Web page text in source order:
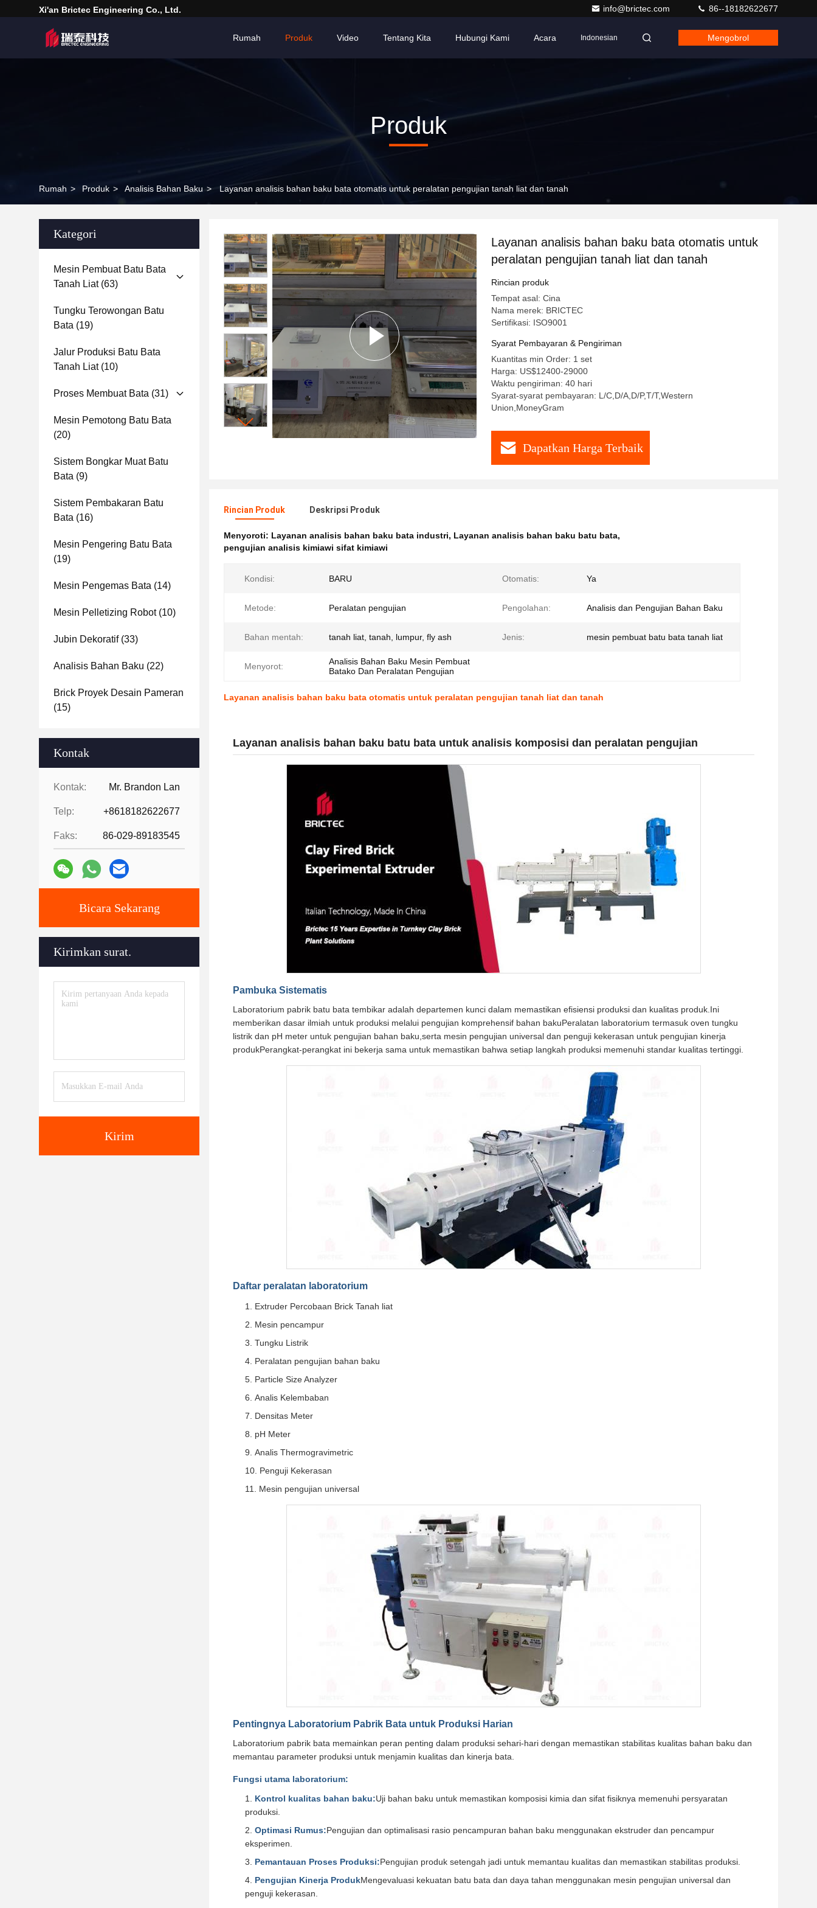
Xi'an Brictec Engineering Co., Ltd. info@brictec.com 86--18182622677
Rumah Produk Video Tentang Kita Hubungi Kami Acara Indonesian Mengobrol
Produk
Rumah > Produk > Analisis Bahan Baku > Layanan analisis bahan baku bata otomatis untuk peralatan pengujian tanah liat dan tanah
Kategori
Mesin Pembuat Batu Bata
Tanah Liat(63)
Tungku Terowongan Batu
Bata (19)
Jalur Produksi Batu Bata
Tanah Liat(10)
Proses Membuat Bata (31)
Mesin Pemotong Batu Bata
(20)
Sistem Bongkar Muat Batu
Bata (9)
Sistem Pembakaran Batu
Bata (16)
Mesin Pengering Batu Bata
(19)
Mesin Pengemas Bata (14)
Mesin Pelletizing Robot(10)
Jubin Dekoratif(33)
Analisis Bahan Baku (22)
Brick Proyek Desain Pameran
(15)
Kontak
Kontak: Mr. Brandon Lan
Telp: +8618182622677
Faks: 86-029-89183545
Bicara Sekarang
Kirimkan surat.
Kirim
Layanan analisis bahan baku bata otomatis untuk
peralatan pengujian tanah liat dan tanah
Rincian produk
Tempat asal: Cina
Nama merek: BRICTEC
Sertifikasi: ISO9001
Syarat Pembayaran & Pengiriman
Kuantitas min Order: 1 set
Harga: US$12400-29000
Waktu pengiriman: 40 hari
Syarat-syarat pembayaran: L/C,D/A,D/P,T/T,Western
Union,MoneyGram
Dapatkan Harga Terbaik
Rincian Produk Deskripsi Produk
Menyoroti: Layanan analisis bahan baku bata industri, Layanan analisis bahan baku batu bata,
pengujian analisis kimiawi sifat kimiawi
Kondisi: BARU Otomatis: Ya
Metode: Peralatan pengujian Pengolahan: Analisis dan Pengujian Bahan Baku
Bahan mentah: tanah liat, tanah, lumpur, fly ash Jenis: mesin pembuat batu bata tanah liat
Menyorot:
Analisis Bahan Baku Mesin Pembuat
Batako Dan Peralatan Pengujian
Layanan analisis bahan baku bata otomatis untuk peralatan pengujian tanah liat dan tanah
Layanan analisis bahan baku batu bata untuk analisis komposisi dan peralatan pengujian
Pambuka Sistematis
Laboratorium pabrik batu bata tembikar adalah departemen kunci dalam memastikan efisiensi produksi dan kualitas produk.Ini
memberikan dasar ilmiah untuk produksi melalui pengujian komprehensif bahan bakuPeralatan laboratorium termasuk oven tungku
listrik dan pH meter untuk pengujian bahan baku,serta mesin pengujian universal dan penguji kekerasan untuk pengujian kinerja
produkPerangkat-perangkat ini bekerja sama untuk memastikan bahwa setiap langkah produksi memenuhi standar kualitas tertinggi.
Daftar peralatan laboratorium
Extruder Percobaan Brick Tanah liat
Mesin pencampur
Tungku Listrik
Peralatan pengujian bahan baku
Particle Size Analyzer
Analis Kelembaban
Densitas Meter
pH Meter
Analis Thermogravimetric
Penguji Kekerasan
Mesin pengujian universal
Pentingnya Laboratorium Pabrik Bata untuk Produksi Harian
Laboratorium pabrik bata memainkan peran penting dalam produksi sehari-hari dengan memastikan stabilitas kualitas bahan baku dan
memantau parameter produksi untuk menjamin kualitas dan kinerja bata.
Fungsi utama laboratorium:
Kontrol kualitas bahan baku:Uji bahan baku untuk memastikan komposisi kimia dan sifat fisiknya memenuhi persyaratan
produksi.
Optimasi Rumus:Pengujian dan optimalisasi rasio pencampuran bahan baku menggunakan ekstruder dan pencampur
eksperimen.
Pemantauan Proses Produksi:Pengujian produk setengah jadi untuk memantau kualitas dan memastikan stabilitas produksi.
Pengujian Kinerja ProdukMengevaluasi kekuatan batu bata dan daya tahan menggunakan mesin pengujian universal dan
penguji kekerasan.